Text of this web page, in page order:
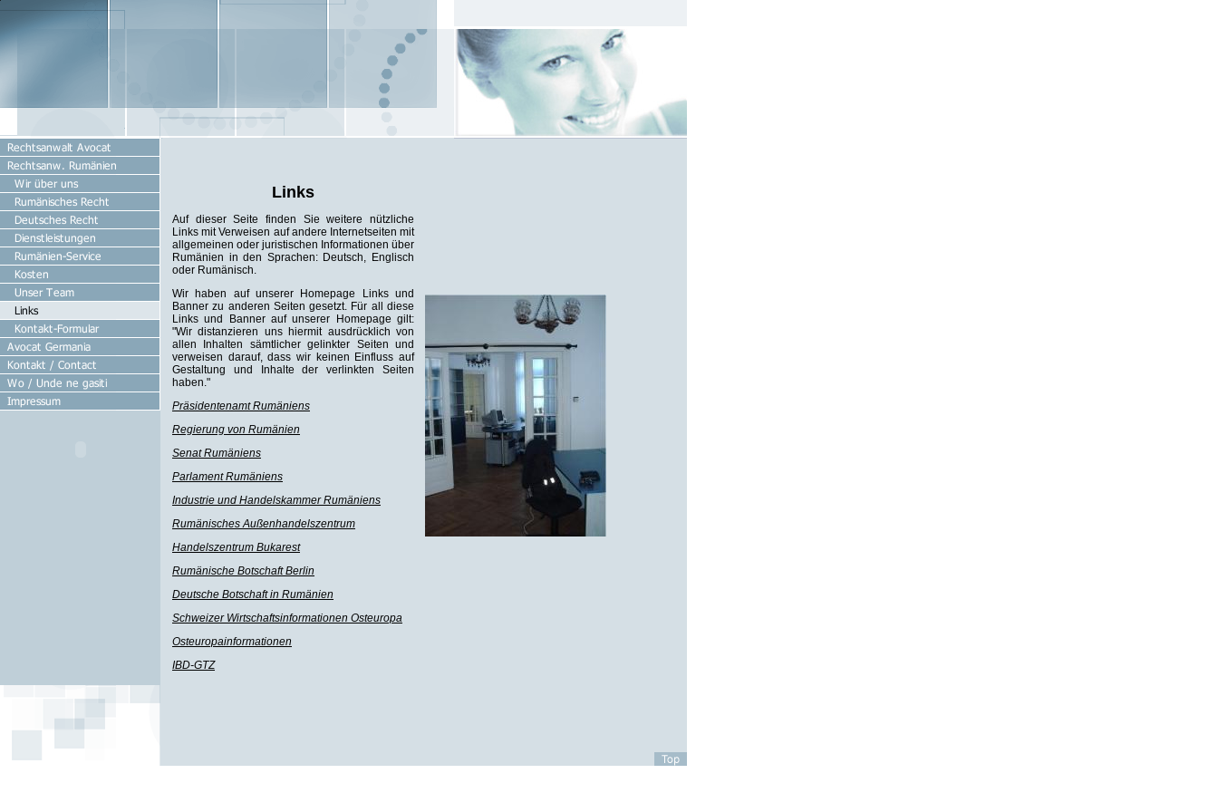
Links
Auf dieser Seite finden Sie weitere nützliche
Links mit Verweisen auf andere Internetseiten mit
allgemeinen oder juristischen Informationen über
Rumänien in den Sprachen: Deutsch, Englisch
oder Rumänisch.
Wir haben auf unserer Homepage Links und
Banner zu anderen Seiten gesetzt. Für all diese
Links und Banner auf unserer Homepage gilt:
"Wir distanzieren uns hiermit ausdrücklich von
allen Inhalten sämtlicher gelinkter Seiten und
verweisen darauf, dass wir keinen Einfluss auf
Gestaltung und Inhalte der verlinkten Seiten
haben."
Präsidentenamt Rumäniens
Regierung von Rumänien
Senat Rumäniens
Parlament Rumäniens
Industrie und Handelskammer Rumäniens
Rumänisches Außenhandelszentrum
Handelszentrum Bukarest
Rumänische Botschaft Berlin
Deutsche Botschaft in Rumänien
Schweizer Wirtschaftsinformationen Osteuropa
Osteuropainformationen
IBD-GTZ